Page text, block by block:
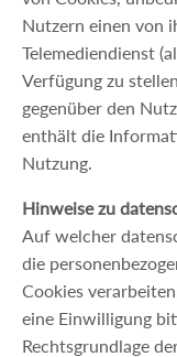
Nutzern einen von
Telemediendienst
Verfügung zu
gegenüber den
enthält die
Nutzung.
Hinweise zu
Auf welcher
die
Cookies
eine Einwilligung
Rechtsgrundlage